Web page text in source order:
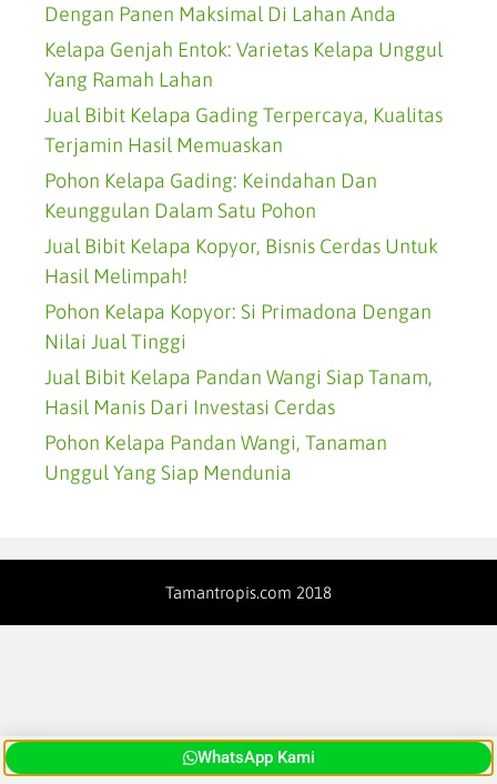
Dengan Panen Maksimal Di Lahan Anda
Kelapa Genjah Entok: Varietas Kelapa Unggul
Yang Ramah Lahan
Jual Bibit Kelapa Gading Terpercaya, Kualitas
Terjamin Hasil Memuaskan
Pohon Kelapa Gading: Keindahan Dan
Keunggulan Dalam Satu Pohon
Jual Bibit Kelapa Kopyor, Bisnis Cerdas Untuk
Hasil Melimpah!
Pohon Kelapa Kopyor: Si Primadona Dengan
Nilai Jual Tinggi
Jual Bibit Kelapa Pandan Wangi Siap Tanam,
Hasil Manis Dari Investasi Cerdas
Pohon Kelapa Pandan Wangi, Tanaman
Unggul Yang Siap Mendunia
Tamantropis.com 2018
WhatsApp Kami